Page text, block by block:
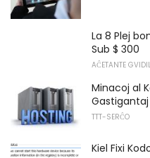
La 8 Plej
Sub $ 300
AĈETANTE
Minacoj al
TTT-SERĈO
Kiel Fixi